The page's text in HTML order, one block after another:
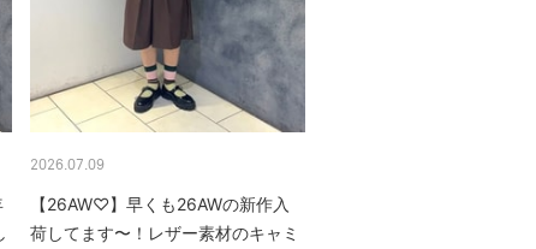
2026.07.09
【26AW♡】早くも26AWの新作入
荷してます〜！レザー素材のキャミ